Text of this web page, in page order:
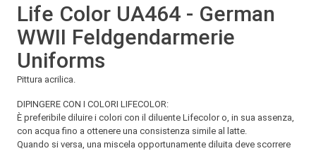
Life Color UA464 - German
WWII Feldgendarmerie
Uniforms
Pittura acrilica.
DIPINGERE CON I COLORI LIFECOLOR:
È preferibile diluire i colori con il diluente Lifecolor o, in sua assenza,
con acqua fino a ottenere una consistenza simile al latte.
Quando si versa, una miscela opportunamente diluita deve scorrere